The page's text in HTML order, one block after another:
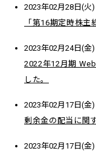
2023年02月28日(火)
「第16期定時株主
2023年02月24日(金)
2022年12月期
した。
2023年02月17日(金)
剰余金の配当に関
2023年02月17日(金)